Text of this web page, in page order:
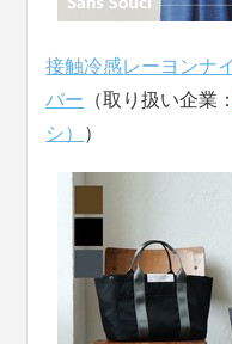
接触冷感レーヨンナ
バー （取り扱い企業：
シ） ）